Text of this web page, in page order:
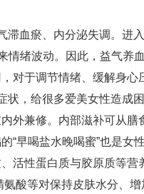
滞血瘀、内分泌失调。进
情绪波动。因此，益气养
对于调节情绪、缓解身心
状，给很多爱美女性造成
外兼修。内部滋补可从膳
“早喝盐水晚喝蜜”也是女
活性蛋白质与胶原质等营
酸等对保持皮肤水分、增